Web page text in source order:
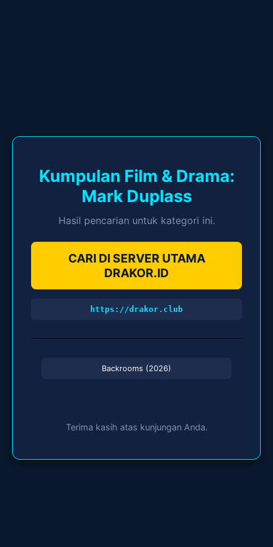
Kumpulan Film & Drama:
Mark Duplass
Hasil pencarian untuk kategori ini.
CARI DI SERVER UTAMA
DRAKOR.ID
https://drakor.club
Backrooms (2026)
Terima kasih atas kunjungan Anda.